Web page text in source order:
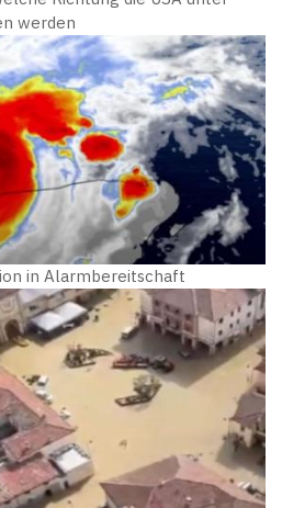
werden
in Alarmbereitschaft